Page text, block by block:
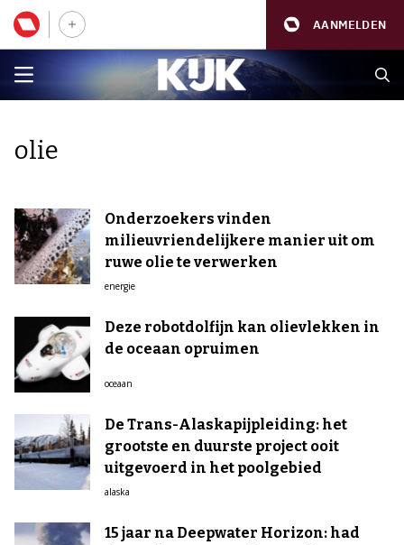
AANMELDEN
olie
Onderzoekers vinden
milieuvriendelijkere manier uit om
ruwe olie te verwerken
energie
Deze robotdolfijn kan olievlekken in
de oceaan opruimen
oceaan
De Trans-Alaskapijpleiding: het
grootste en duurste project ooit
uitgevoerd in het poolgebied
alaska
15 jaar na Deepwater Horizon: had